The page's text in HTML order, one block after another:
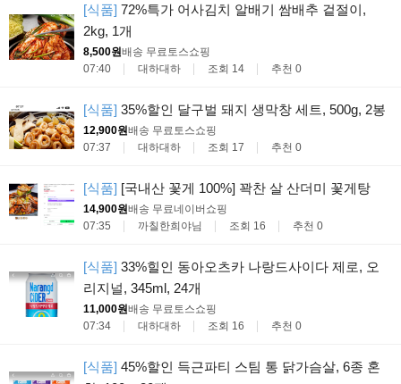
[식품] 72%특가 어사김치 알배기 쌈배추 겉절이,
2kg, 1개
8,500원배송 무료 토스쇼핑
07:40
대하대하 조회 14 추천 0
[식품] 35%할인 달구벌 돼지 생막창 세트, 500g, 2봉
12,900원배송 무료 토스쇼핑
07:37
대하대하 조회 17 추천 0
[식품] [국내산 꽃게 100%] 꽉찬 살 산더미 꽃게탕
14,900원배송 무료네이버쇼핑
07:35
까칠한희야님 조회 16 추천 0
[식품] 33%힐인 동아오츠카 나랑드사이다 제로, 오
리지널, 345ml, 24개
11,000원배송 무료 토스쇼핑
07:34
대하대하 조회 16 추천 0
[식품] 45%할인 득근파티 스팀 통 닭가슴살, 6종 혼